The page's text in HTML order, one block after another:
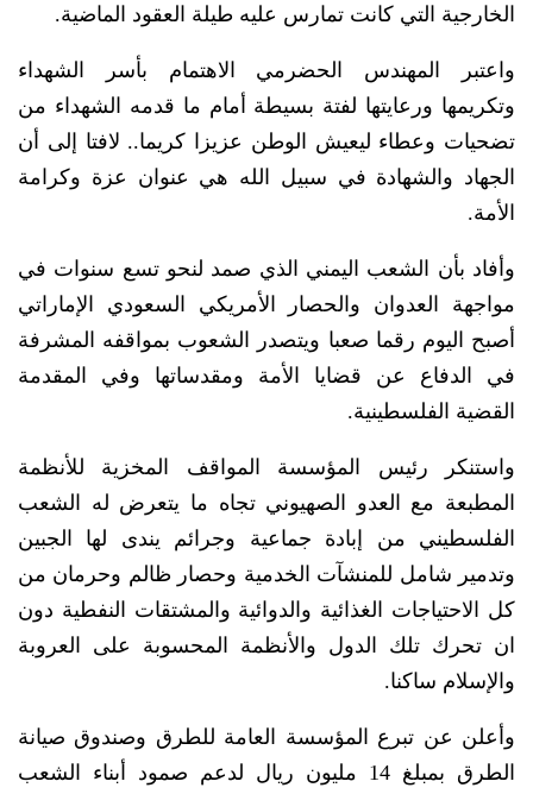
الخارجية التي كانت تمارس عليه طيلة العقود الماضية.
واعتبر المهندس الحضرمي الاهتمام بأسر الشهداء
وتكريمها ورعايتها لفتة بسيطة أمام ما قدمه الشهداء من
تضحيات وعطاء ليعيش الوطن عزيزا كريما.. لافتا إلى أن
الجهاد والشهادة في سبيل الله هي عنوان عزة وكرامة
الأمة.
وأفاد بأن الشعب اليمني الذي صمد لنحو تسع سنوات في
مواجهة العدوان والحصار الأمريكي السعودي الإماراتي
أصبح اليوم رقما صعبا ويتصدر الشعوب بمواقفه المشرفة
في الدفاع عن قضايا الأمة ومقدساتها وفي المقدمة
القضية الفلسطينية.
واستنكر رئيس المؤسسة المواقف المخزية للأنظمة
المطبعة مع العدو الصهيوني تجاه ما يتعرض له الشعب
الفلسطيني من إبادة جماعية وجرائم يندى لها الجبين
وتدمير شامل للمنشآت الخدمية وحصار ظالم وحرمان من
كل الاحتياجات الغذائية والدوائية والمشتقات النفطية دون
ان تحرك تلك الدول والأنظمة المحسوبة على العروبة
والإسلام ساكنا.
وأعلن عن تبرع المؤسسة العامة للطرق وصندوق صيانة
الطرق بمبلغ 14 مليون ريال لدعم صمود أبناء الشعب